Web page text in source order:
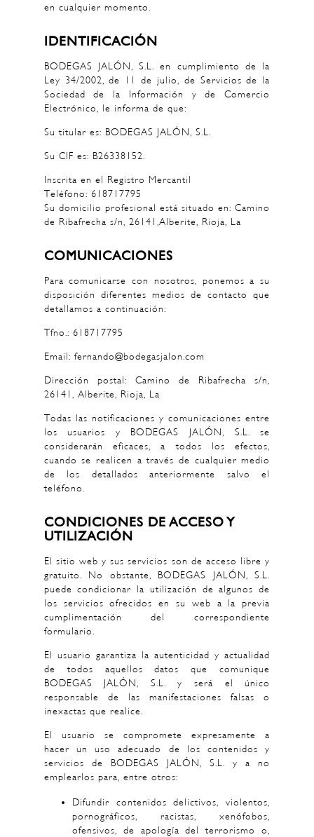
en cualquier momento.
IDENTIFICACIÓN
BODEGAS JALÓN, S.L. en cumplimiento de la
Ley 34/2002, de 11 de julio, de Servicios de la
Sociedad de la Información y de Comercio
Electrónico, le informa de que:
Su titular es: BODEGAS JALÓN, S.L.
Su CIF es: B26338152.
Inscrita en el Registro Mercantil
Teléfono: 618717795
Su domicilio profesional está situado en: Camino
de Ribafrecha s/n, 26141,Alberite, Rioja, La
COMUNICACIONES
Para comunicarse con nosotros, ponemos a su
disposición diferentes medios de contacto que
detallamos a continuación:
Tfno.: 618717795
Email: fernando@bodegasjalon.com
Dirección postal: Camino de Ribafrecha s/n,
26141, Alberite, Rioja, La
Todas las notificaciones y comunicaciones entre
los usuarios y BODEGAS JALÓN, S.L. se
considerarán eficaces, a todos los efectos,
cuando se realicen a través de cualquier medio
de los detallados anteriormente salvo el
teléfono.
CONDICIONES DE ACCESO Y
UTILIZACIÓN
El sitio web y sus servicios son de acceso libre y
gratuito. No obstante, BODEGAS JALÓN, S.L.
puede condicionar la utilización de algunos de
los servicios ofrecidos en su web a la previa
cumplimentación del correspondiente
formulario.
El usuario garantiza la autenticidad y actualidad
de todos aquellos datos que comunique
BODEGAS JALÓN, S.L. y será el único
responsable de las manifestaciones falsas o
inexactas que realice.
El usuario se compromete expresamente a
hacer un uso adecuado de los contenidos y
servicios de BODEGAS JALÓN, S.L. y a no
emplearlos para, entre otros:
Difundir contenidos delictivos, violentos,
pornográficos, racistas, xenófobos,
ofensivos, de apología del terrorismo o,